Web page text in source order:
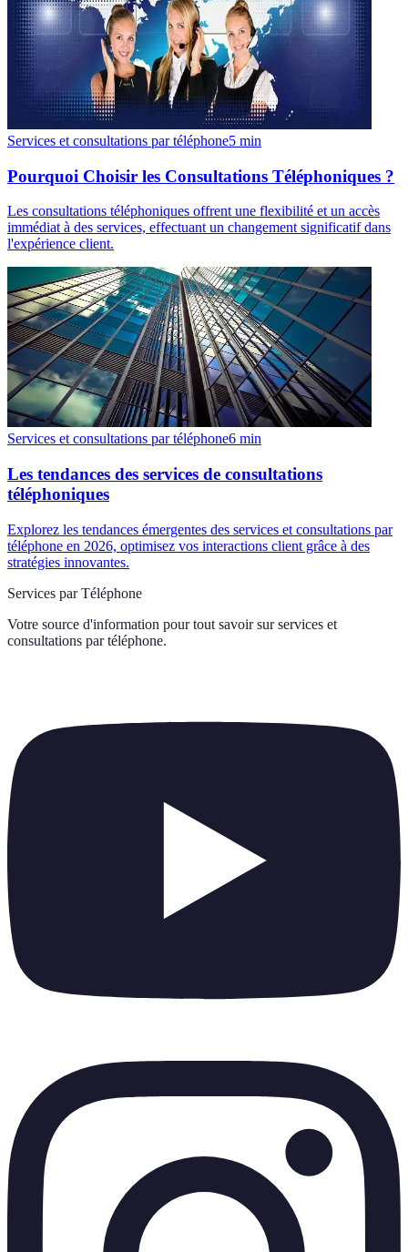
Services et consultations par téléphone5 min
Pourquoi Choisir les Consultations Téléphoniques ?
Les consultations téléphoniques offrent une flexibilité et un accès
immédiat à des services, effectuant un changement significatif dans
l'expérience client.
Services et consultations par téléphone6 min
Les tendances des services de consultations
téléphoniques
Explorez les tendances émergentes des services et consultations par
téléphone en 2026, optimisez vos interactions client grâce à des
stratégies innovantes.
Services par Téléphone
Votre source d'information pour tout savoir sur services et
consultations par téléphone.